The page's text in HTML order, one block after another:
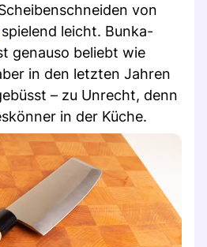
von
spielend leicht. Bunka-
genauso beliebt wie
in den letzten Jahren
– zu Unrecht, denn
in der Küche.